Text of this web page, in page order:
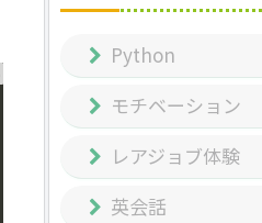
Python
モチベーション
レアジョブ体験
英会話